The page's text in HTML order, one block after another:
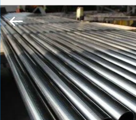
MAISON
PRODUITS
TOBO
STEEL
GROUP
CHINA.
All
Rights
Reserved.